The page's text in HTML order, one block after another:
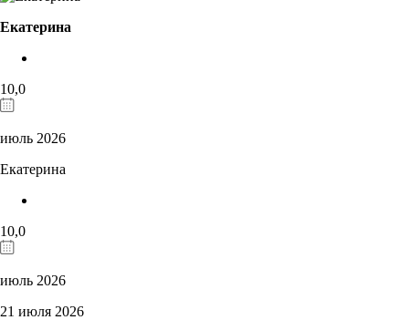
Екатерина
10,0
июль 2026
Екатерина
10,0
июль 2026
21 июля 2026